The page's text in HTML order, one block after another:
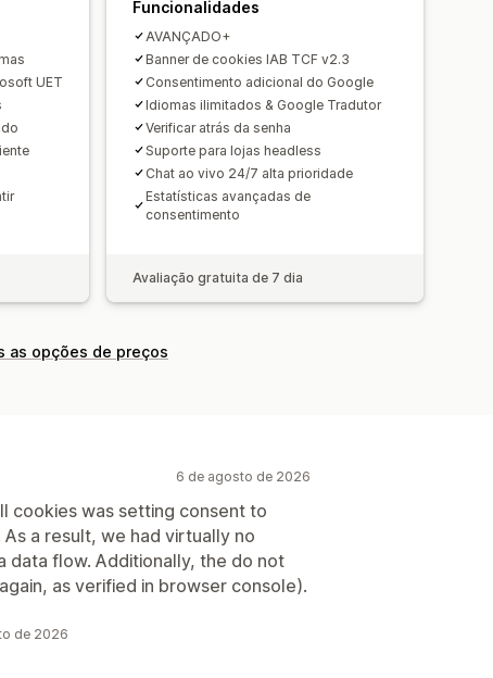
UET
Funcionalidades
AVANÇADO+
Banner de cookies IAB TCF v2.3
Consentimento adicional do Google
Idiomas ilimitados & Google Tradutor
Verificar atrás da senha
Suporte para lojas headless
Chat ao vivo 24/7 alta prioridade
Estatísticas avançadas de
consentimento
Avaliação gratuita de 7 dia
as opções de preços
6 de agosto de 2026
cookies was setting consent to
a result, we had virtually no
data flow. Additionally, the do not
as verified in browser console).
de 2026